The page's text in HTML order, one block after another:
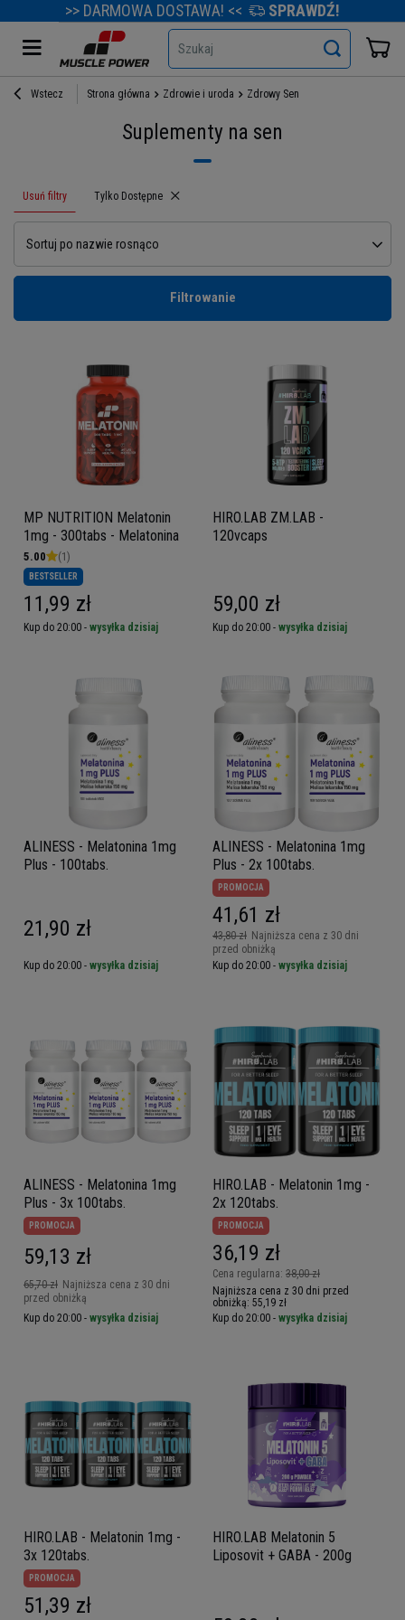
>> DARMOWA DOSTAWA! << SPRAWDŹ!
Szukaj
Wstecz Strona główna Zdrowie i uroda Zdrowy Sen
Suplementy na sen
Usuń filtry Usuń filtr
Tylko Dostępne
Sortuj po nazwie rosnąco
Filtrowanie
MP NUTRITION Melatonin
1mg - 300tabs - Melatonina
5.00 (1)
BESTSELLER
11,99 zł
Kup do 20:00 - wysyłka dzisiaj
HIRO.LAB ZM.LAB -
120vcaps
59,00 zł
Kup do 20:00 - wysyłka dzisiaj
ALINESS - Melatonina 1mg
Plus - 100tabs.
21,90 zł
Kup do 20:00 - wysyłka dzisiaj
ALINESS - Melatonina 1mg
Plus - 2x 100tabs.
PROMOCJA
43,80 zł Najniższa cena z 30 dni
przed obniżką
41,61 zł
Kup do 20:00 - wysyłka dzisiaj
ALINESS - Melatonina 1mg
Plus - 3x 100tabs.
PROMOCJA
65,70 zł Najniższa cena z 30 dni
przed obniżką
59,13 zł
Kup do 20:00 - wysyłka dzisiaj
HIRO.LAB - Melatonin 1mg -
2x 120tabs.
PROMOCJA
Cena regularna: 38,00 zł
36,19 zł
Najniższa cena z 30 dni przed
obniżką: 55,19 zł
Kup do 20:00 - wysyłka dzisiaj
HIRO.LAB - Melatonin 1mg -
3x 120tabs.
PROMOCJA
51,39 zł
HIRO.LAB Melatonin 5
Liposovit + GABA - 200g